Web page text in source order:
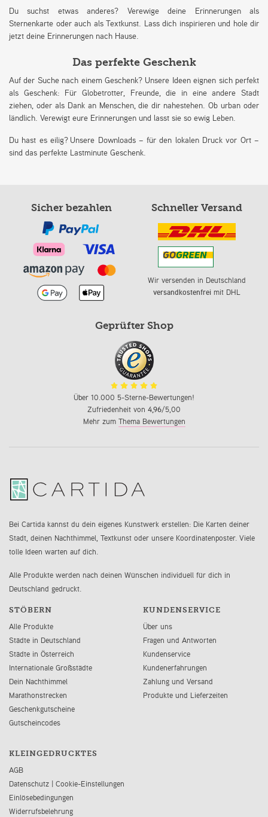
Du suchst etwas anderes? Verewige deine Erinnerungen als
Sternenkarte oder auch als Textkunst. Lass dich inspirieren und hole dir
jetzt deine Erinnerungen nach Hause.
Das perfekte Geschenk
Auf der Suche nach einem Geschenk? Unsere Ideen eignen sich perfekt
als Geschenk: Für Globetrotter, Freunde, die in eine andere Stadt
ziehen, oder als Dank an Menschen, die dir nahestehen. Ob urban oder
ländlich. Verewigt eure Erinnerungen und lasst sie so ewig Leben.
Du hast es eilig? Unsere Downloads – für den lokalen Druck vor Ort –
sind das perfekte Lastminute Geschenk.
Sicher bezahlen Schneller Versand
Wir versenden in Deutschland
versandkostenfreimit DHL
Geprüfter Shop
Über 10.000 5-Sterne-Bewertungen!
Zufriedenheit von 4,96/5,00
Mehr zum Thema Bewertungen
Bei Cartida kannst du dein eigenes Kunstwerk erstellen: Die Karten deiner
Stadt, deinen Nachthimmel, Textkunst oder unsere Koordinatenposter. Viele
tolle Ideen warten auf dich.
Alle Produkte werden nach deinen Wünschen individuell für dich in
Deutschland gedruckt.
STÖBERN
Alle Produkte
Städte in Deutschland
Städte in Österreich
Internationale Großstädte
Dein Nachthimmel
Marathonstrecken
Geschenkgutscheine
Gutscheincodes
KUNDENSERVICE
Über uns
Fragen und Antworten
Kundenservice
Kundenerfahrungen
Zahlung und Versand
Produkte und Lieferzeiten
KLEINGEDRUCKTES
AGB
Datenschutz | Cookie-Einstellungen
Einlösebedingungen
Widerrufsbelehrung